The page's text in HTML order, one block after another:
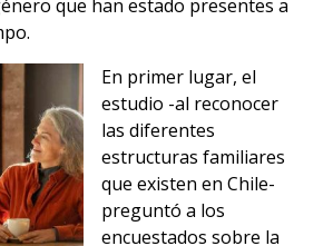
que han estado presentes a
En primer lugar, el
estudio -al reconocer
las diferentes
estructuras familiares
que existen en Chile-
preguntó a los
encuestados sobre la